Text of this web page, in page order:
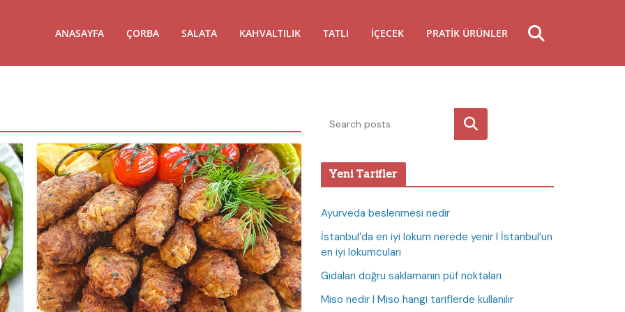
ANASAYFA ÇORBA SALATA KAHVALTILIK TATLI İÇECEK PRATIK ÜRÜNLER
Ara
Yeni Tarifler
Ayurveda beslenmesi nedir
İstanbul’da en iyi lokum nerede yenir I İstanbul’un
en iyi lokumcuları
Gıdaları doğru saklamanın püf noktaları
Miso nedir I Miso hangi tariflerde kullanılır